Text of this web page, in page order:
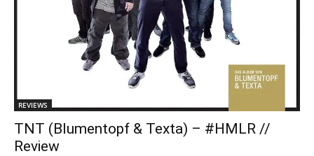
REVIEWS
TNT (Blumentopf & Texta) – #HMLR //
Review